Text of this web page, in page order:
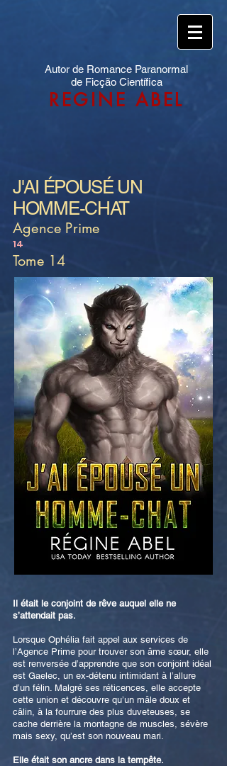
Autor de Romance Paranormal
de Ficção Científica
REGINE ABEL
J'AI ÉPOUSÉ UN
HOMME-CHAT
Agence Prime
14
Tome 14
Il était le conjoint de rêve auquel elle ne
s’attendait pas.
Lorsque Ophélia fait appel aux services de
l’Agence Prime pour trouver son âme sœur, elle
est renversée d’apprendre que son conjoint idéal
est Gaelec, un ex-détenu intimidant à l’allure
d’un félin. Malgré ses réticences, elle accepte
cette union et découvre qu’un mâle doux et
câlin, à la fourrure des plus duveteuses, se
cache derrière la montagne de muscles, sévère
mais sexy, qu’est son nouveau mari.
Elle était son ancre dans la tempête.